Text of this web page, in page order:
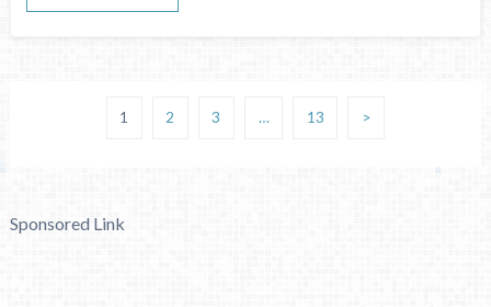
1 2 3 … 13 >
Sponsored Link